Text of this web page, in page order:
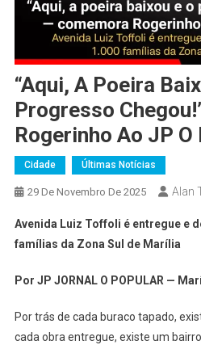
“Aqui, A Poeira
Progresso
Rogerinho Ao JP O
Cidade Últimas Notícias
29 De Novembro De 2025 Alan
Avenida Luiz Toffoli é entregue e
famílias da Zona Sul de Marília
Por JP JORNAL O POPULAR —
Por trás de cada buraco tapado,
cada obra entregue, existe um